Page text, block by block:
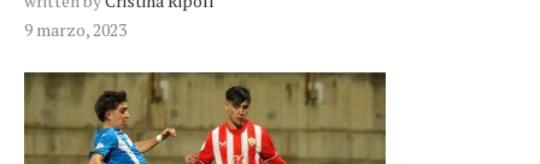
9 marzo, 2023